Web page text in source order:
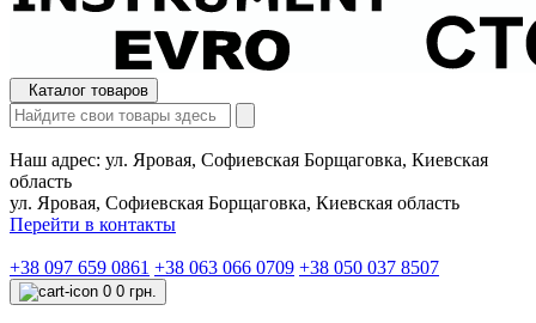
Каталог товаров
Наш адрес: ул. Яровая, Софиевская Борщаговка, Киевская
область
ул. Яровая, Софиевская Борщаговка, Киевская область
Перейти в контакты
+38 097 659 0861 +38 063 066 0709 +38 050 037 8507
0 0 грн.